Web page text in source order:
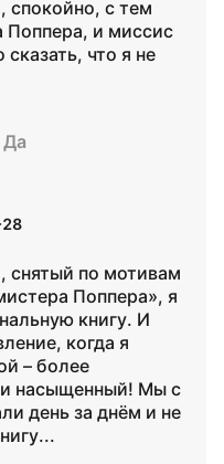
спокойно, с тем
Поппера, и миссис
что я не
Да
снятый по мотивам
Поппера», я
книгу. И
когда я
– более
насыщенный! Мы с
день за днём и не